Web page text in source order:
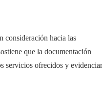
consideración hacia las
que la documentación
servicios ofrecidos y